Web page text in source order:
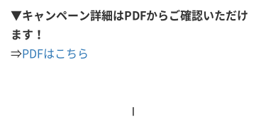
▼キャンペーン詳細はPDFからご確認いただけ
ます！
⇒PDFはこちら